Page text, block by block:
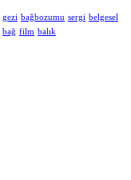
gezi bağbozumu sergi belgesel
bağ film balık